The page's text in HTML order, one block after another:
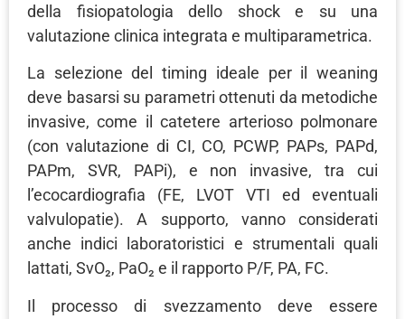
della fisiopatologia dello shock e su una
valutazione clinica integrata e multiparametrica.
La selezione del timing ideale per il weaning
deve basarsi su parametri ottenuti da metodiche
invasive, come il catetere arterioso polmonare
(con valutazione di CI, CO, PCWP, PAPs, PAPd,
PAPm, SVR, PAPi), e non invasive, tra cui
l’ecocardiografia (FE, LVOT VTI ed eventuali
valvulopatie). A supporto, vanno considerati
anche indici laboratoristici e strumentali quali
lattati, SvO₂, PaO₂ e il rapporto P/F, PA, FC.
Il processo di svezzamento deve essere